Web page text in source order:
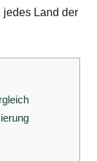
jedes Land der